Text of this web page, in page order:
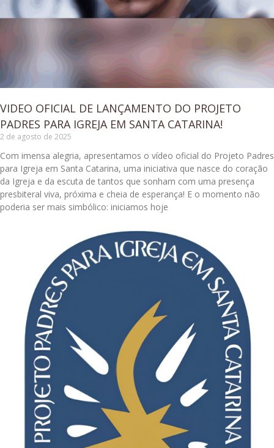
VIDEO OFICIAL DE LANÇAMENTO DO PROJETO
PADRES PARA IGREJA EM SANTA CATARINA!
2 de agosto de 2025
Com imensa alegria, apresentamos o vídeo oficial do Projeto Padres
para Igreja em Santa Catarina, uma iniciativa que nasce do coração
da Igreja e da escuta de tantos que sonham com uma presença
presbiteral viva, próxima e cheia de esperança! E o momento não
poderia ser mais simbólico: iniciamos hoje